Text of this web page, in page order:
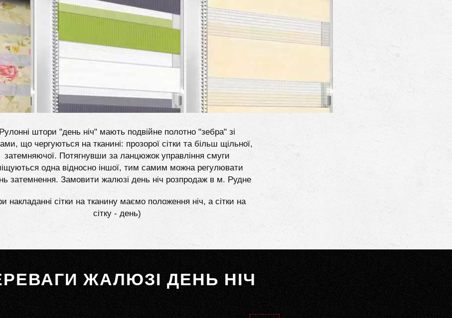
Рулонні штори "день ніч" мають подвійне полотно "зебра" зі
що чергуються на тканині: прозорої сітки та більш щільної,
затемняючої. Потягнувши за ланцюжок управління смуги
одна відносно іншої, тим самим можна регулювати
затемнення. Замовити жалюзі день ніч розпродаж в м. Рудне
накладанні сітки на тканину маємо положення ніч, а сітки на
сітку - день)
ЖАЛЮЗІ ДЕНЬ НІЧ